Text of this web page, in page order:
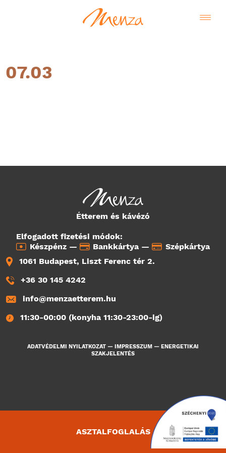
07.03
Étterem és kávézó
Elfogadott fizetési módok:
Készpénz —
Bankkártya —
Szépkártya
1061 Budapest, Liszt Ferenc tér 2.
+36 30 145 4242
info@menzaetterem.hu
11:30-00:00 (konyha 11:30-23:00-ig)
ADATVÉDELMI NYILATKOZAT — IMPRESSZUM — ENERGETIKAI
SZAKJELENTÉS
ASZTALFOGLALÁS